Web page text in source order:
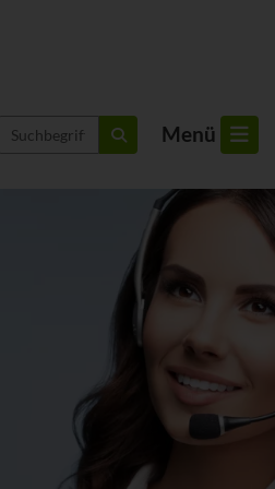
Suchbegriffe suchen Menü